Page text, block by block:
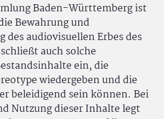
Baden-Württemberg ist
Bewahrung und
des audiovisuellen Erbes des
auch solche
ein, die
wiedergeben und die
beleidigend sein können. Bei
Nutzung dieser Inhalte legt